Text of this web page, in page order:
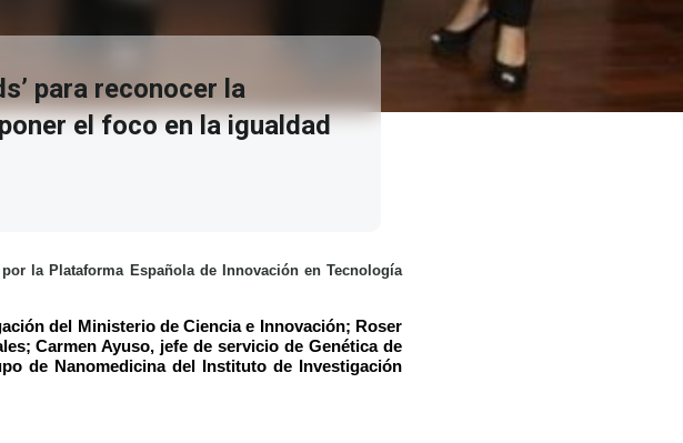
para reconocer la
el foco en la igualdad
la Plataforma Española de Innovación en Tecnología
del Ministerio de Ciencia e Innovación; Roser
Carmen Ayuso, jefe de servicio de Genética de
de Nanomedicina del Instituto de Investigación